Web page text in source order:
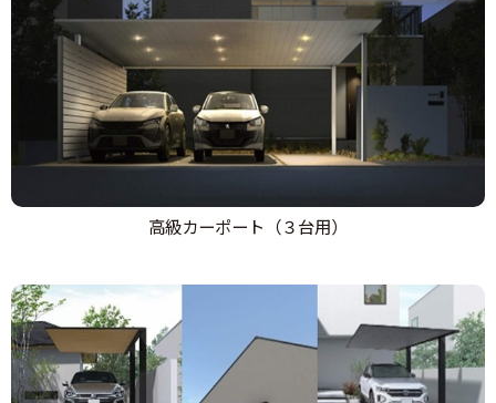
高級カーポート（３台用）